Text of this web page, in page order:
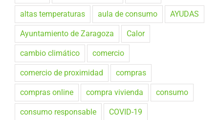
altas temperaturas aula de consumo AYUDAS
Ayuntamiento de Zaragoza Calor
cambio climático comercio
comercio de proximidad compras
compras online compra vivienda consumo
consumo responsable COVID-19